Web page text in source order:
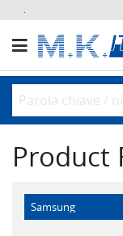
.
Product